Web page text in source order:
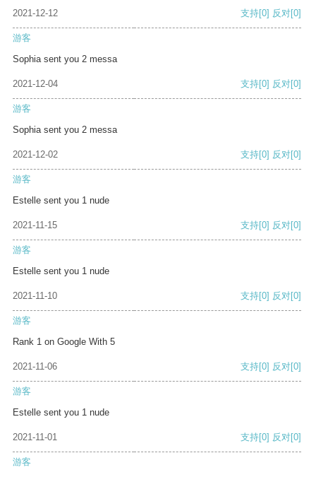
2021-12-12 支持[0] 反对[0]
游客
Sophia sent you 2 messa
2021-12-04 支持[0] 反对[0]
游客
Sophia sent you 2 messa
2021-12-02 支持[0] 反对[0]
游客
Estelle sent you 1 nude
2021-11-15 支持[0] 反对[0]
游客
Estelle sent you 1 nude
2021-11-10 支持[0] 反对[0]
游客
Rank 1 on Google With 5
2021-11-06 支持[0] 反对[0]
游客
Estelle sent you 1 nude
2021-11-01 支持[0] 反对[0]
游客